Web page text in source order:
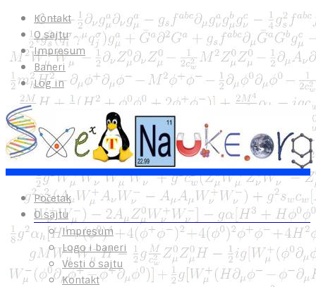
Kontakt
O sajtu
Impresum
Baneri
Log in
Početak
O sajtu
Impresum
Logo i baneri
Vesti o sajtu
Kontakt